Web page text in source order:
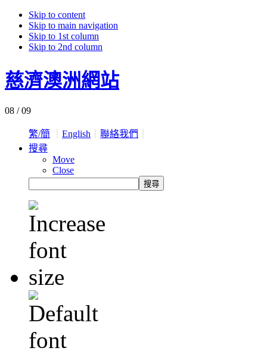
Skip to content
Skip to main navigation
Skip to 1st column
Skip to 2nd column
慈濟澳洲網站
08 / 09
繁/簡 English 聯絡我們
搜尋
Move
Close